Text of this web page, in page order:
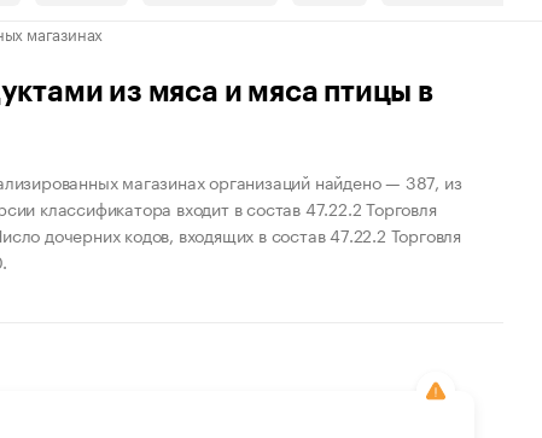
магазинах
из мяса и мяса птицы в
магазинах организаций найдено — 387, из
классификатора входит в состав 47.22.2 Торговля
дочерних кодов, входящих в состав 47.22.2 Торговля